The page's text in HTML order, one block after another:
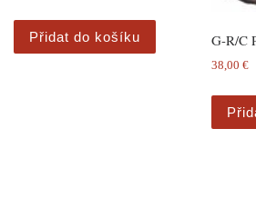
Přidat do košíku G-R/C
38,00€